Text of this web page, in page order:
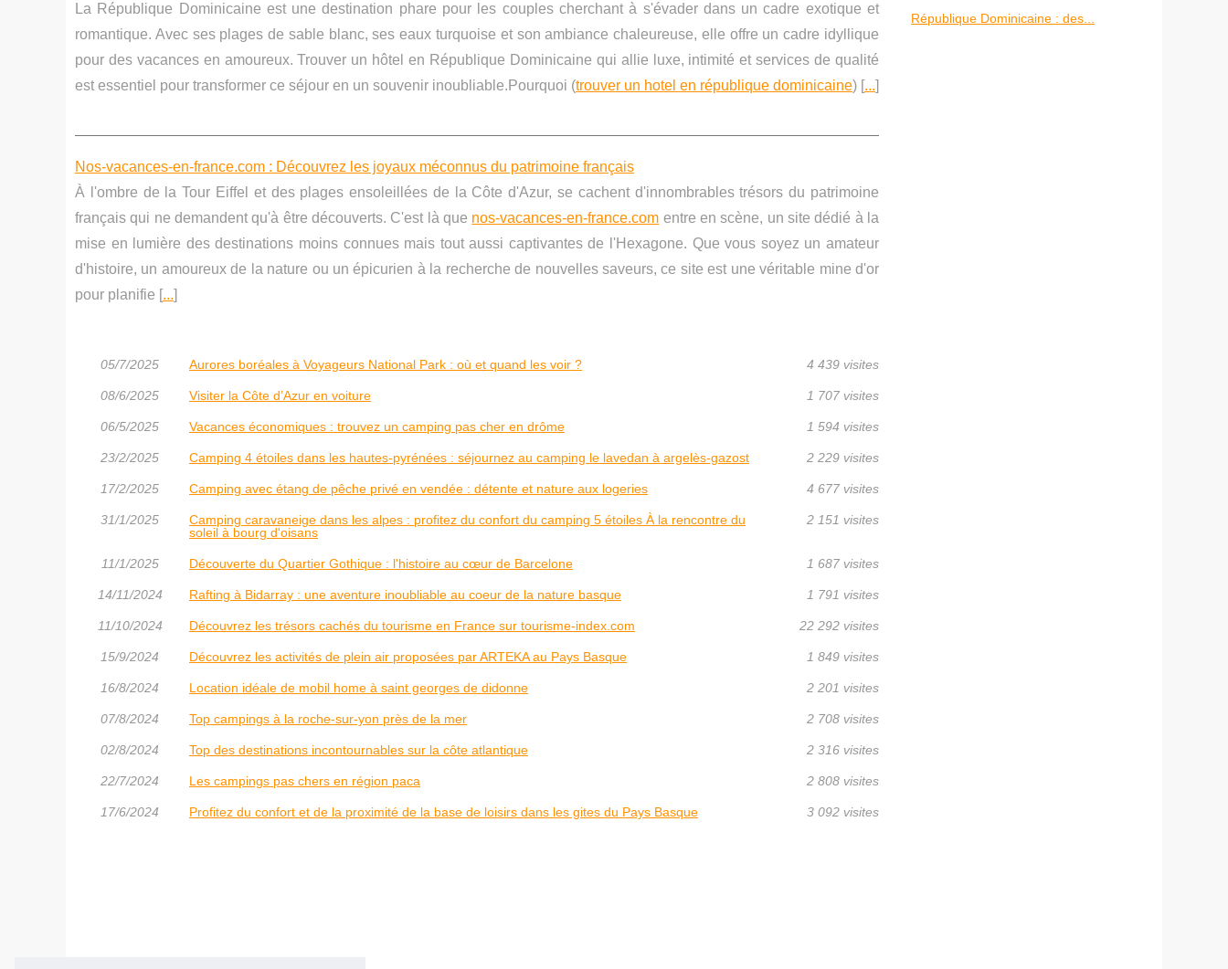
La République Dominicaine est une destination phare pour les couples cherchant à s'évader dans un cadre exotique et
romantique. Avec ses plages de sable blanc, ses eaux turquoise et son ambiance chaleureuse, elle offre un cadre idyllique
pour des vacances en amoureux. Trouver un hôtel en République Dominicaine qui allie luxe, intimité et services de qualité
est essentiel pour transformer ce séjour en un souvenir inoubliable.Pourquoi (trouver un hotel en république dominicaine) [...]
Nos-vacances-en-france.com : Découvrez les joyaux méconnus du patrimoine français
À l'ombre de la Tour Eiffel et des plages ensoleillées de la Côte d'Azur, se cachent d'innombrables trésors du patrimoine
français qui ne demandent qu'à être découverts. C'est là que nos-vacances-en-france.com entre en scène, un site dédié à la
mise en lumière des destinations moins connues mais tout aussi captivantes de l'Hexagone. Que vous soyez un amateur
d'histoire, un amoureux de la nature ou un épicurien à la recherche de nouvelles saveurs, ce site est une véritable mine d'or
pour planifie [...]
05/7/2025 Aurores boréales à Voyageurs National Park : où et quand les voir ? 4 439 visites
08/6/2025 Visiter la Côte d’Azur en voiture 1 707 visites
06/5/2025 Vacances économiques : trouvez un camping pas cher en drôme 1 594 visites
23/2/2025 Camping 4 étoiles dans les hautes-pyrénées : séjournez au camping le lavedan à argelès-gazost 2 229 visites
17/2/2025 Camping avec étang de pêche privé en vendée : détente et nature aux logeries 4 677 visites
31/1/2025
Camping caravaneige dans les alpes : profitez du confort du camping 5 étoiles À la rencontre du
soleil à bourg d'oisans
2 151 visites
11/1/2025 Découverte du Quartier Gothique : l'histoire au cœur de Barcelone 1 687 visites
14/11/2024 Rafting à Bidarray : une aventure inoubliable au coeur de la nature basque 1 791 visites
11/10/2024 Découvrez les trésors cachés du tourisme en France sur tourisme-index.com 22 292 visites
15/9/2024 Découvrez les activités de plein air proposées par ARTEKA au Pays Basque 1 849 visites
16/8/2024 Location idéale de mobil home à saint georges de didonne 2 201 visites
07/8/2024 Top campings à la roche-sur-yon près de la mer 2 708 visites
02/8/2024 Top des destinations incontournables sur la côte atlantique 2 316 visites
22/7/2024 Les campings pas chers en région paca 2 808 visites
17/6/2024 Profitez du confort et de la proximité de la base de loisirs dans les gites du Pays Basque 3 092 visites
République Dominicaine : des...